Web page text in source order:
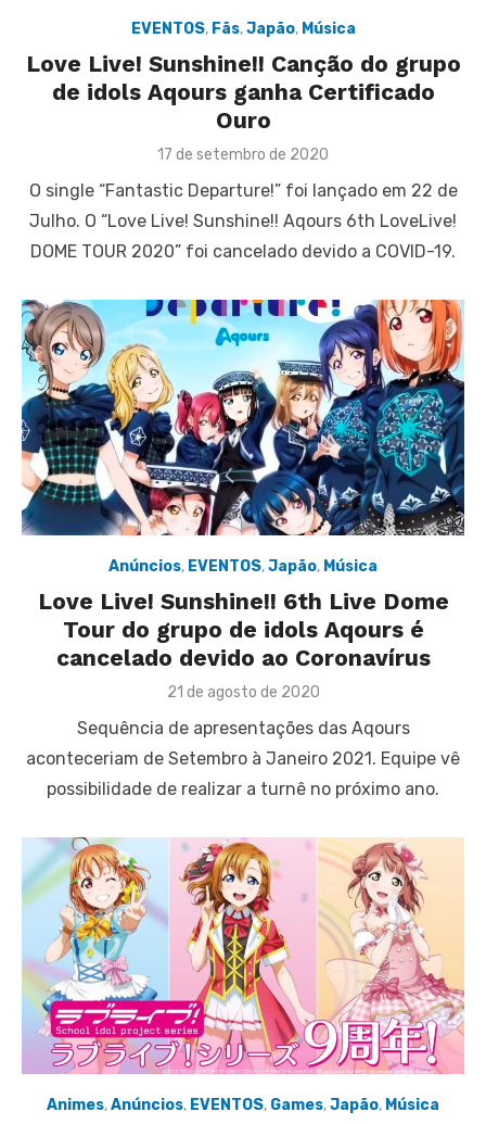
EVENTOS, Fãs,Japão, Música
Love Live! Sunshine!! Canção do grupo
de idols Aqours ganha Certificado
Ouro
Posted
17 de setembro de 2020
O single “Fantastic Departure!” foi lançado em 22 de
Julho. O “Love Live! Sunshine!! Aqours 6th LoveLive!
DOME TOUR 2020” foi cancelado devido a COVID-19.
Anúncios, EVENTOS,Japão, Música
Love Live! Sunshine!! 6th Live Dome
Tour do grupo de idols Aqours é
cancelado devido ao Coronavírus
Posted
21 de agosto de 2020
Sequência de apresentações das Aqours
aconteceriam de Setembro à Janeiro 2021. Equipe vê
possibilidade de realizar a turnê no próximo ano.
Animes,Anúncios, EVENTOS, Games,Japão, Música